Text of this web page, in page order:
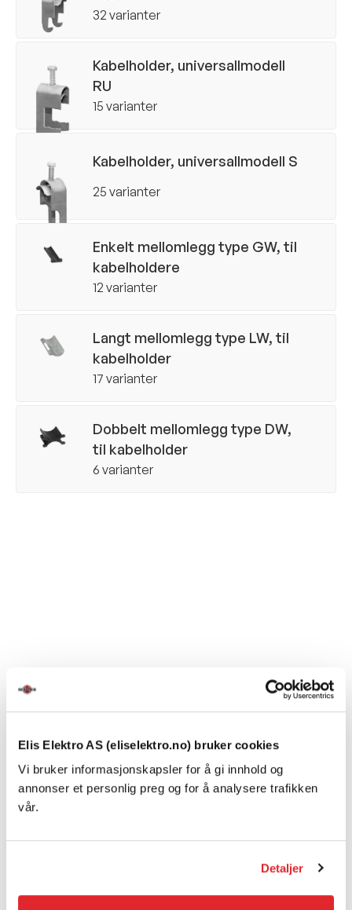
Elis Elektro AS (eliselektro.no) bruker cookies
Vi bruker informasjonskapsler for å gi innhold og
annonser et personlig preg og for å analysere trafikken
vår.
Detaljer
32 varianter
Kabelholder, universallmodell
RU
15 varianter
Kabelholder, universallmodell S
25 varianter
Enkelt mellomlegg type GW, til
kabelholdere
12 varianter
Langt mellomlegg type LW, til
kabelholder
17 varianter
Dobbelt mellomlegg type DW,
til kabelholder
6 varianter